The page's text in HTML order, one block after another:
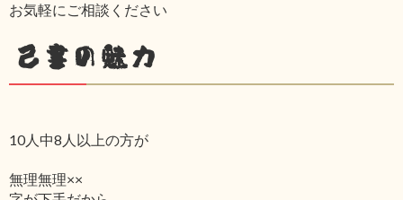
お気軽にご相談ください
己書の魅力
10人中8人以上の方が
無理無理××